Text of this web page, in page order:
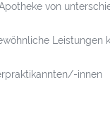
von
Leistungen
innen